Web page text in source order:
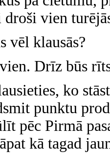
droši vien
vēl klausās?
Drīz būs
ko
punktu
pēc Pirmā
kā tagad